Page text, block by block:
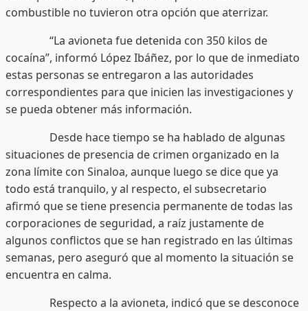
combustible no tuvieron otra opción que aterrizar.
“La avioneta fue detenida con 350 kilos de
cocaína”, informó López Ibáñez, por lo que de inmediato
estas personas se entregaron a las autoridades
correspondientes para que inicien las investigaciones y
se pueda obtener más información.
Desde hace tiempo se ha hablado de algunas
situaciones de presencia de crimen organizado en la
zona límite con Sinaloa, aunque luego se dice que ya
todo está tranquilo, y al respecto, el subsecretario
afirmó que se tiene presencia permanente de todas las
corporaciones de seguridad, a raíz justamente de
algunos conflictos que se han registrado en las últimas
semanas, pero aseguró que al momento la situación se
encuentra en calma.
Respecto a la avioneta, indicó que se desconoce